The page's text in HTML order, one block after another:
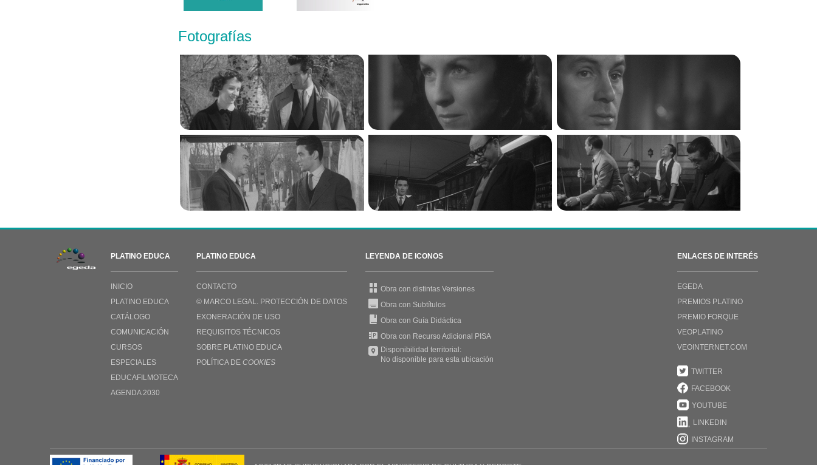
Fotografías
PLATINO EDUCA
INICIO
PLATINO EDUCA
CATÁLOGO
COMUNICACIÓN
CURSOS
ESPECIALES
EDUCAFILMOTECA
AGENDA 2030
PLATINO EDUCA
CONTACTO
© MARCO LEGAL. PROTECCIÓN DE DATOS
EXONERACIÓN DE USO
REQUISITOS TÉCNICOS
SOBRE PLATINO EDUCA
POLÍTICA DE COOKIES
LEYENDA DE ICONOS
Obra con distintas Versiones
Obra con Subtítulos
Obra con Guía Didáctica
Obra con Recurso Adicional PISA
Disponibilidad territorial:
No disponible para esta ubicación
ENLACES DE INTERÉS
EGEDA
PREMIOS PLATINO
PREMIO FORQUE
VEOPLATINO
VEOINTERNET.COM
TWITTER
FACEBOOK
YOUTUBE
LINKEDIN
INSTAGRAM